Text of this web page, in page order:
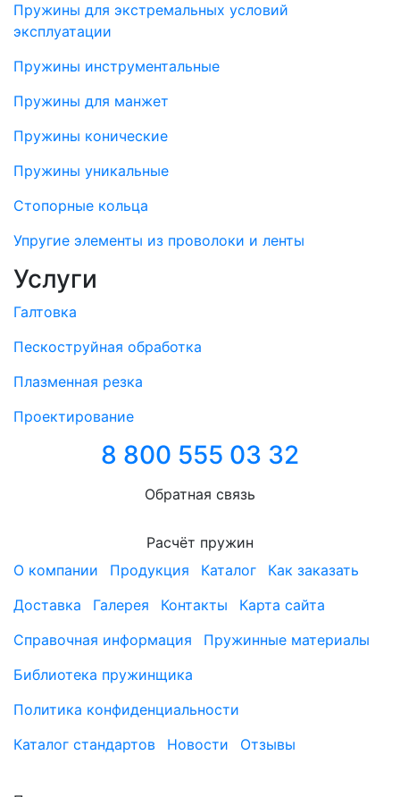
Пружины для экстремальных условий
эксплуатации
Пружины инструментальные
Пружины для манжет
Пружины конические
Пружины уникальные
Стопорные кольца
Упругие элементы из проволоки и ленты
Услуги
Галтовка
Пескоструйная обработка
Плазменная резка
Проектирование
8 800 555 03 32
Обратная связь
Расчёт пружин
О компании
Продукция Каталог
Как заказать
Доставка
Галерея Контакты
Карта сайта
Справочная информация
Пружинные материалы
Библиотека пружинщика
Политика конфиденциальности
Каталог стандартов
Новости Отзывы